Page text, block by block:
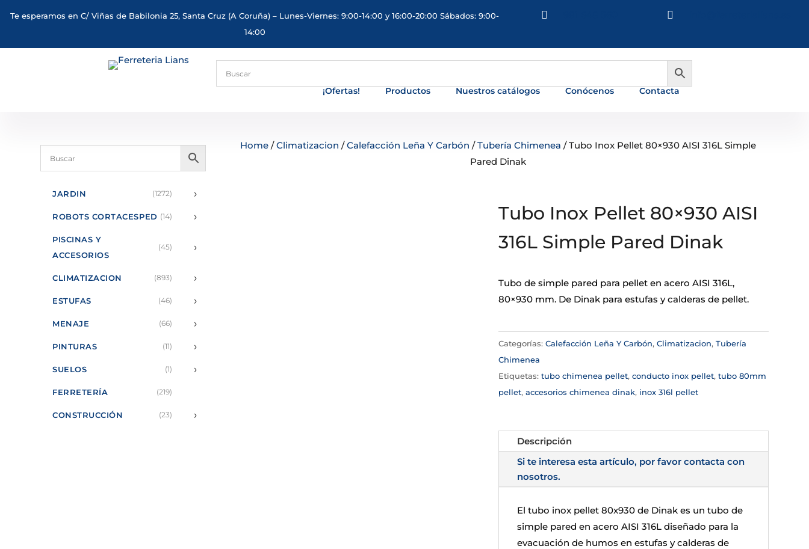
Te esperamos en C/ Viñas de Babilonia 25, Santa Cruz (A Coruña) – Lunes-Viernes: 9:00-14:00 y 16:00-20:00 Sábados: 9:00-
14:00
 
¡Ofertas! Productos Nuestros catálogos Conócenos Contacta
JARDIN (1272) ›
ROBOTS CORTACESPED (14) ›
PISCINAS Y
ACCESORIOS
(45) ›
CLIMATIZACION (893) ›
ESTUFAS (46) ›
MENAJE (66) ›
PINTURAS (11) ›
SUELOS (1) ›
FERRETERÍA (219)
CONSTRUCCIÓN (23) ›
Home /Climatizacion /Calefacción Leña Y Carbón /Tubería Chimenea / Tubo Inox Pellet 80×930 AISI 316L Simple
Pared Dinak
Tubo Inox Pellet 80×930 AISI
316L Simple Pared Dinak
Tubo de simple pared para pellet en acero AISI 316L,
80×930 mm. De Dinak para estufas y calderas de pellet.
Categorías: Calefacción Leña Y Carbón, Climatizacion, Tubería
Chimenea
Etiquetas: tubo chimenea pellet, conducto inox pellet, tubo 80mm
pellet, accesorios chimenea dinak, inox 316l pellet
Descripción
Si te interesa esta artículo, por favor contacta con
nosotros.
El tubo inox pellet 80x930 de Dinak es un tubo de
simple pared en acero AISI 316L diseñado para la
evacuación de humos en estufas y calderas de